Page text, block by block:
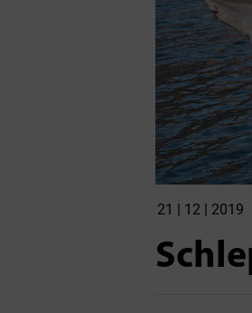
21 | 12 | 2019